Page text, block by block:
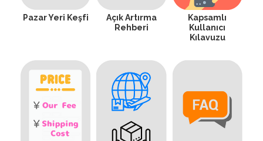
Pazar Yeri Keşfi
Açık Artırma
Rehberi
Kapsamlı
Kullanıcı
Kılavuzu